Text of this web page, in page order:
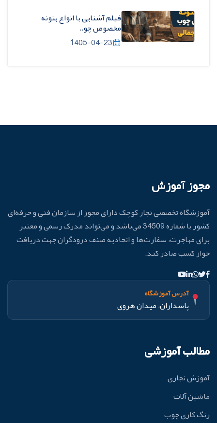
فیلم آشنایی با انواع بتونه
مخصوص چو..
1405-04-23
مجوز آموزش
آموزشگاه تخصصی نجار کوچک دارای مجوز از سازمان فنی و حرفه‌ای
کشور با شماره 34509 می‌باشد و می‌تواند مدرک رسمی و معتبر
برای مهاجرت، سفارت‌ها و اتحادیه صنف درودگران جهت دریافت
جواز کسب صادر کند.
آدرس آموزشگاه
پاسداران، میدان هروی
مطالب آموزشی
آموزش نجاری
ماشین آلات
رنگ کاری چوب